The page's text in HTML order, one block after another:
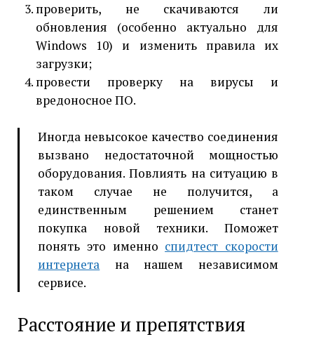
проверить, не скачиваются ли
обновления (особенно актуально для
Windows 10) и изменить правила их
загрузки;
провести проверку на вирусы и
вредоносное ПО.
Иногда невысокое качество соединения
вызвано недостаточной мощностью
оборудования. Повлиять на ситуацию в
таком случае не получится, а
единственным решением станет
покупка новой техники. Поможет
понять это именно спидтест скорости
интернета на нашем независимом
сервисе.
Расстояние и препятствия